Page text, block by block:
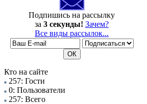
Подпишись на рассылку
за 3 секунды! Зачем?
Все виды рассылок...
Кто на сайте
257: Гости
0: Пользователи
257: Всего